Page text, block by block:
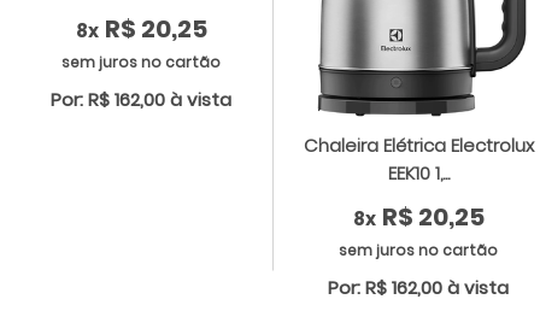
8x R$ 20,25
sem juros no cartão
Por: R$ 162,00 à vista
Chaleira Elétrica Electrolux
EEK10 1,...
8x R$ 20,25
sem juros no cartão
Por: R$ 162,00 à vista